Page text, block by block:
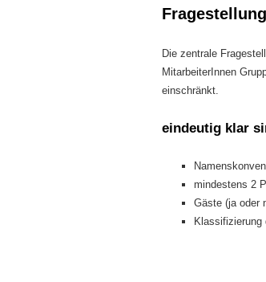
Fragestellung
Die zentrale
MitarbeiterInnen
einschränkt.
eindeutig klar
mindestens 2
Gäste (ja oder
Klassifizierung